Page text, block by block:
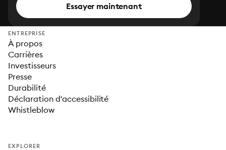
Essayer maintenant
ENTREPRISE
À propos
Carrières
Investisseurs
Presse
Durabilité
Déclaration d'accessibilité
Whistleblow
EXPLORER